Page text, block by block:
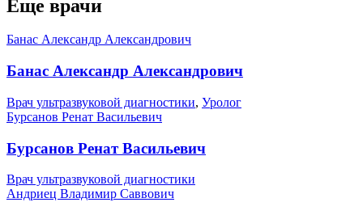
Еще врачи
Банас Александр Александрович
Банас Александр Александрович
Врач ультразвуковой диагностики, Уролог
Бурсанов Ренат Васильевич
Бурсанов Ренат Васильевич
Врач ультразвуковой диагностики
Андриец Владимир Саввович